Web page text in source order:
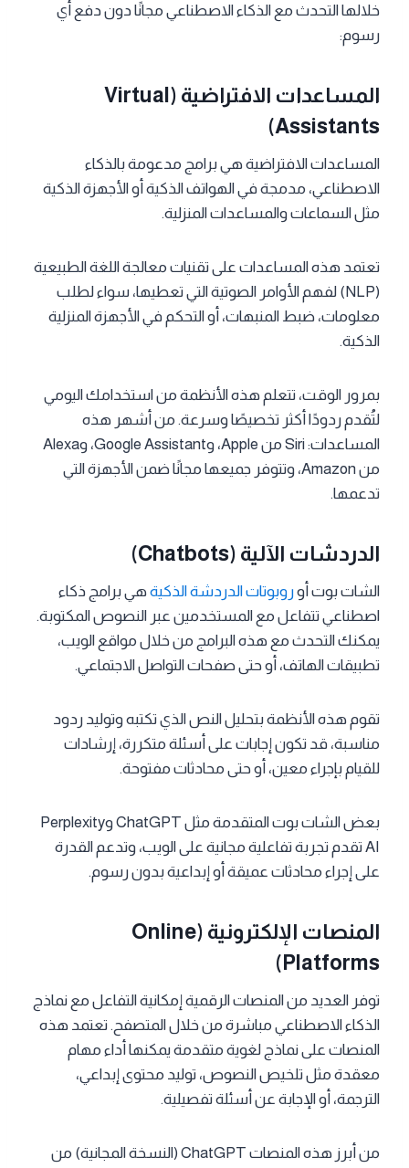
خلالها التحدث مع الذكاء الاصطناعي مجانًا دون دفع أي
رسوم:
المساعدات الافتراضية (Virtual
Assistants)
المساعدات الافتراضية هي برامج مدعومة بالذكاء
الاصطناعي، مدمجة في الهواتف الذكية أو الأجهزة الذكية
مثل السماعات والمساعدات المنزلية.
تعتمد هذه المساعدات على تقنيات معالجة اللغة الطبيعية
(NLP) لفهم الأوامر الصوتية التي تعطيها، سواء لطلب
معلومات، ضبط المنبهات، أو التحكم في الأجهزة المنزلية
الذكية.
بمرور الوقت، تتعلم هذه الأنظمة من استخدامك اليومي
لتُقدم ردودًا أكثر تخصيصًا وسرعة. من أشهر هذه
المساعدات: Siri من Apple، وGoogle Assistant، وAlexa
من Amazon، وتتوفر جميعها مجانًا ضمن الأجهزة التي
تدعمها.
الدردشات الآلية (Chatbots)
الشات بوت أوروبوتات الدردشة الذكيةهي برامج ذكاء
اصطناعي تتفاعل مع المستخدمين عبر النصوص المكتوبة.
يمكنك التحدث مع هذه البرامج من خلال مواقع الويب،
تطبيقات الهاتف، أو حتى صفحات التواصل الاجتماعي.
تقوم هذه الأنظمة بتحليل النص الذي تكتبه وتوليد ردود
مناسبة، قد تكون إجابات على أسئلة متكررة، إرشادات
للقيام بإجراء معين، أو حتى محادثات مفتوحة.
بعض الشات بوت المتقدمة مثل ChatGPT وPerplexity
AI تقدم تجربة تفاعلية مجانية على الويب، وتدعم القدرة
على إجراء محادثات عميقة أو إبداعية بدون رسوم.
المنصات الإلكترونية (Online
Platforms)
توفر العديد من المنصات الرقمية إمكانية التفاعل مع نماذج
الذكاء الاصطناعي مباشرة من خلال المتصفح. تعتمد هذه
المنصات على نماذج لغوية متقدمة يمكنها أداء مهام
معقدة مثل تلخيص النصوص، توليد محتوى إبداعي،
الترجمة، أو الإجابة عن أسئلة تفصيلية.
من أبرز هذه المنصات ChatGPT (النسخة المجانية) من